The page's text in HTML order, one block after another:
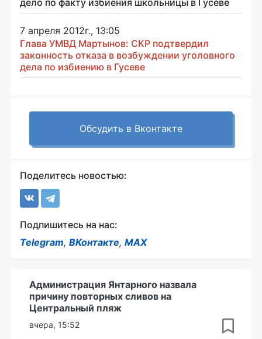
дело по факту избиения школьницы в Гусеве
7 апреля 2012г., 13:05
Глава УМВД Мартынов: СКР подтвердил
законность отказа в возбуждении уголовного
дела по избиению в Гусеве
Обсудить в Вконтакте
Поделитесь новостью:
Подпишитесь на нас:
Telegram, ВКонтакте, MAX
Администрация Янтарного назвала
причину повторных сливов на
Центральный пляж
вчера, 15:52